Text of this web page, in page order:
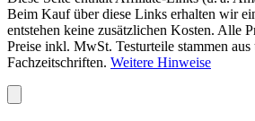
Beim Kauf über diese Links erhalten wir
entstehen keine zusätzlichen Kosten. Alle
Preise inkl. MwSt. Testurteile stammen aus
Fachzeitschriften. Weitere Hinweise